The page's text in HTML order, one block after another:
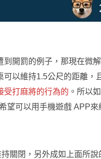
開罰的例子，那現在微
以維持1.5公尺的距離，
受打麻將的行為的 。所以
望可以用手機遊戲 APP來
關閉，另外成如上面所說